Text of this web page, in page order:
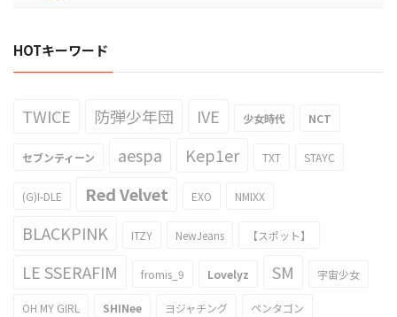
HOTキーワード
TWICE 防弾少年団 IVE 少女時代 NCT
セブンティーン aespa Kep1er TXT STAYC
(G)I-DLE Red Velvet EXO NMIXX
BLACKPINK ITZY NewJeans 【スポット】
LE SSERAFIM fromis_9 Lovelyz SM 宇宙少女
OH MY GIRL SHINee ヨジャチング ペンタゴン